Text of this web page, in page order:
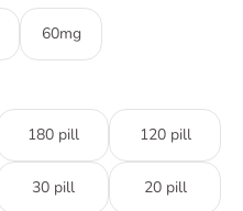
60mg
180 pill 120 pill
30 pill 20 pill